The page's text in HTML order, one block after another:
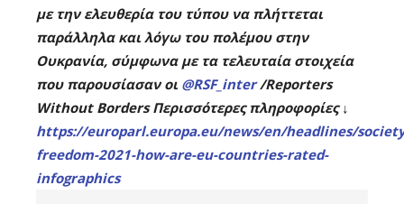
με την ελευθερία του τύπου να πλήττεται
παράλληλα και λόγω του πολέμου στην
Ουκρανία, σύμφωνα με τα τελευταία στοιχεία
που παρουσίασαν οι @RSF_inter/Reporters
Without Borders Περισσότερες πληροφορίες ↓
https://europarl.europa.eu/news/en/headlines/
freedom-2021-how-are-eu-countries-rated-
infographics